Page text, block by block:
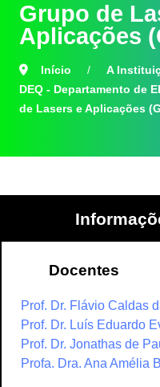
Grupo de
Aplicações
Início A
DEQ - Departamento de
de Lasers e Aplicações
Docentes
Prof. Dr. Flávio Caldas
Prof. Dr. Luís Eduardo
Prof. Dr. Jonathas de
Profa. Dra. Ana Amélia